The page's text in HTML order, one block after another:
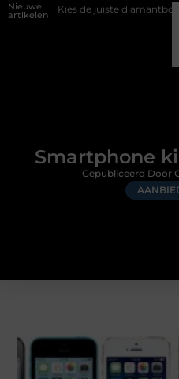
Nieuwe
artikelendiamantboor voor uw project
Smartphone
Gepubliceerd Door